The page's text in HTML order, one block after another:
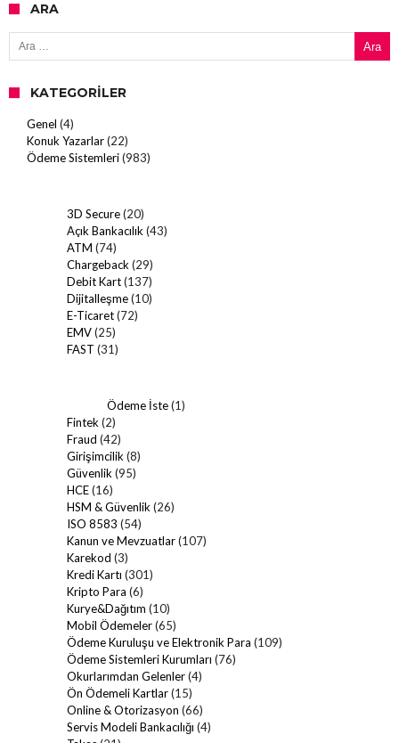
ARA
Arama:
KATEGORILER
Genel (4)
Konuk Yazarlar(22)
Ödeme Sistemleri(983)
3D Secure(20)
Açık Bankacılık(43)
ATM (74)
Chargeback(29)
Debit Kart(137)
Dijitalleşme(10)
E-Ticaret(72)
EMV(25)
FAST (31)
Ödeme İste(1)
Fintek(2)
Fraud (42)
Girişimcilik(8)
Güvenlik(95)
HCE(16)
HSM & Güvenlik(26)
ISO 8583 (54)
Kanun ve Mevzuatlar(107)
Karekod (3)
Kredi Kartı (301)
Kripto Para (6)
Kurye&Dağıtım (10)
Mobil Ödemeler(65)
Ödeme Kuruluşu ve Elektronik Para (109)
Ödeme Sistemleri Kurumları (76)
Okurlarımdan Gelenler(4)
Ön Ödemeli Kartlar(15)
Online & Otorizasyon (66)
Servis Modeli Bankacılığı (4)